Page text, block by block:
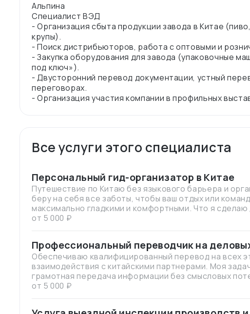
Альпина
Специалист ВЭД
- Организация сбыта продукции завода в Китае
крупы).
- Поиск дистрибьюторов, работа с оптовыми и
- Закупка оборудования для завода (упаковочные
под ключ»).
- Двусторонний перевод документации, устный
переговорах.
Все услуги этого специалиста
Персональный гид-организатор в Китае
Путешествие по Китаю без языкового барьера и
беру на себя все заботы, чтобы ваш отдых или
максимально гладкими и комфортными. Что я
Составлю идеальный маршрут, забронирую отели,
маршруту, буду вашим гидом и переводчиком,
местными, порекомендую проверенные рестораны
непредвиденные ситуации. Результат: Вы экономите
получаете настоящее удовольствие от поездки,
контролем.
от 5 000 ₽
Профессиональный переводчик на
Китае
Обеспечиваю квалифицированный перевод на всех
взаимодействия с китайскими партнерами. Моя
грамотная передача информации без смысловых
услугу: • Устный перевод на деловых переговорах и
от 5 000 ₽